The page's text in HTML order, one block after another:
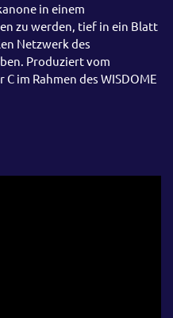
in einem
zu werden, tief in ein Blatt
Netzwerk des
Produziert vom
im Rahmen des WISDOME